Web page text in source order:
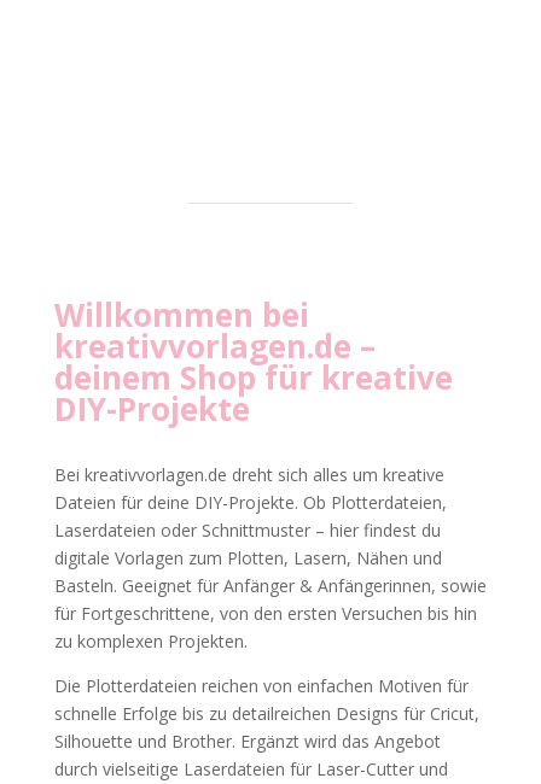
Willkommen bei
kreativvorlagen.de –
deinem Shop für kreative
DIY-Projekte
Bei kreativvorlagen.de dreht sich alles um kreative
Dateien für deine DIY-Projekte. Ob Plotterdateien,
Laserdateien oder Schnittmuster – hier findest du
digitale Vorlagen zum Plotten, Lasern, Nähen und
Basteln. Geeignet für Anfänger & Anfängerinnen, sowie
für Fortgeschrittene, von den ersten Versuchen bis hin
zu komplexen Projekten.
Die Plotterdateien reichen von einfachen Motiven für
schnelle Erfolge bis zu detailreichen Designs für Cricut,
Silhouette und Brother. Ergänzt wird das Angebot
durch vielseitige Laserdateien für Laser-Cutter und